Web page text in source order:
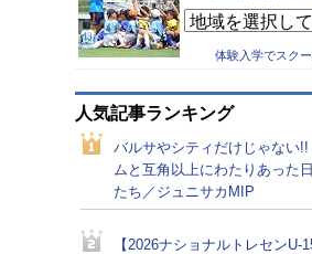
体験入学でスク
人気記事ランキング
バルサやシティだけじゃない
ムと互角以上にわたりあった
たち／ジュニサカMIP
【2026ナショナルトレセンU-